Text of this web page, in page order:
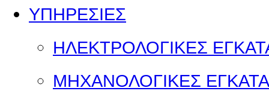
ΥΠΗΡΕΣΙΕΣ
ΗΛΕΚΤΡΟΛΟΓΙΚΕΣ
ΜΗΧΑΝΟΛΟΓΙΚΕΣ